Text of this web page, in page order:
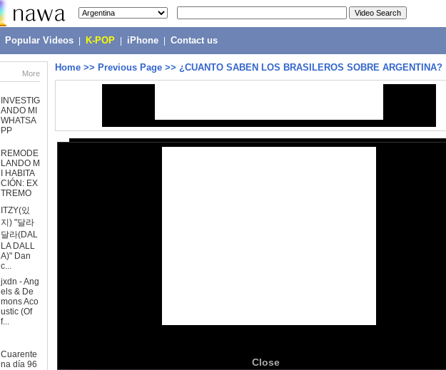
Popular Videos K-POP iPhone Contact us
More
INVESTIG
ANDO MI
WHATSA
PP
REMODE
LANDO M
I HABITA
CIÓN: EX
TREMO
ITZY(있
지) "달라
달라(DAL
LA DALL
A)" Dan
c...
jxdn - Ang
els & De
mons Aco
ustic (Of
f...
Cuarente
na día 96
Home >> Previous Page >> ¿CUANTO SABEN LOS BRASILEROS SOBRE ARGENTINA?
Close